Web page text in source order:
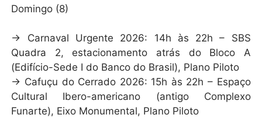
Domingo (8)
→ Carnaval Urgente 2026: 14h às 22h – SBS
Quadra 2, estacionamento atrás do Bloco A
(Edifício-Sede I do Banco do Brasil), Plano Piloto
→ Cafuçu do Cerrado 2026: 15h às 22h – Espaço
Cultural Ibero-americano (antigo Complexo
Funarte), Eixo Monumental, Plano Piloto